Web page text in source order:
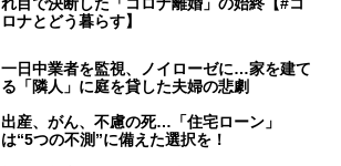
れ目で決断した「コロナ離婚」の始終【#コ
ロナとどう暮らす】
一日中業者を監視、ノイローゼに…家を建て
る「隣人」に庭を貸した夫婦の悲劇
出産、がん、不慮の死…「住宅ローン」
は“5つの不測”に備えた選択を！